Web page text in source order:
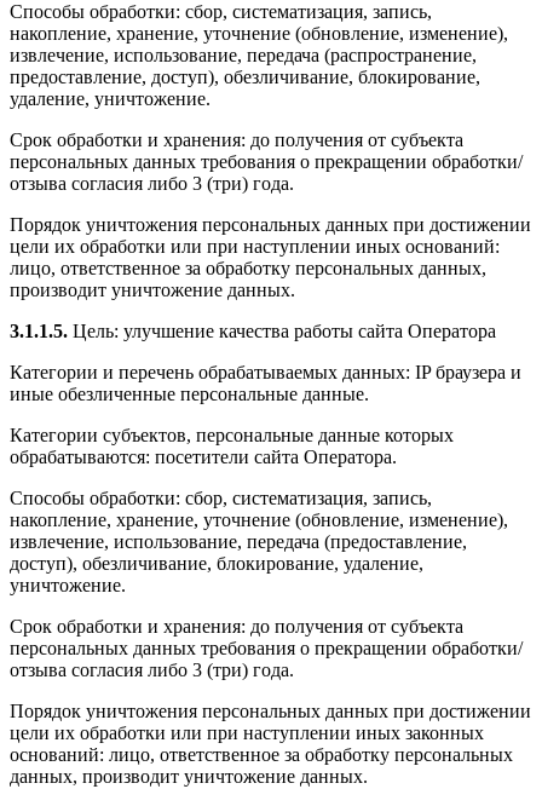
Способы обработки: сбор, систематизация, запись,
накопление, хранение, уточнение (обновление, изменение),
извлечение, использование, передача (распространение,
предоставление, доступ), обезличивание, блокирование,
удаление, уничтожение.
Срок обработки и хранения: до получения от субъекта
персональных данных требования о прекращении обработки/
отзыва согласия либо 3 (три) года.
Порядок уничтожения персональных данных при достижении
цели их обработки или при наступлении иных оснований:
лицо, ответственное за обработку персональных данных,
производит уничтожение данных.
3.1.1.5. Цель: улучшение качества работы сайта Оператора
Категории и перечень обрабатываемых данных: IP браузера и
иные обезличенные персональные данные.
Категории субъектов, персональные данные которых
обрабатываются: посетители сайта Оператора.
Способы обработки: сбор, систематизация, запись,
накопление, хранение, уточнение (обновление, изменение),
извлечение, использование, передача (предоставление,
доступ), обезличивание, блокирование, удаление,
уничтожение.
Срок обработки и хранения: до получения от субъекта
персональных данных требования о прекращении обработки/
отзыва согласия либо 3 (три) года.
Порядок уничтожения персональных данных при достижении
цели их обработки или при наступлении иных законных
оснований: лицо, ответственное за обработку персональных
данных, производит уничтожение данных.